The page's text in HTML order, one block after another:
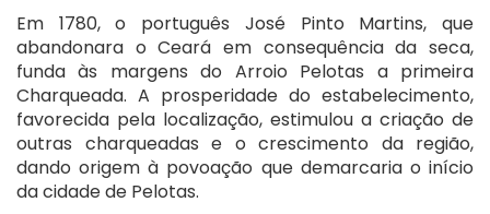
Em 1780, o português José Pinto Martins, que
abandonara o Ceará em consequência da seca,
funda às margens do Arroio Pelotas a primeira
Charqueada. A prosperidade do estabelecimento,
favorecida pela localização, estimulou a criação de
outras charqueadas e o crescimento da região,
dando origem à povoação que demarcaria o início
da cidade de Pelotas.